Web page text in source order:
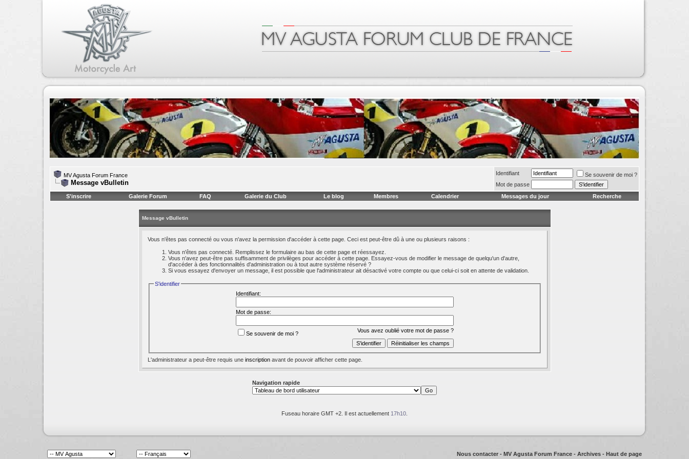
MV Agusta Forum France
Message vBulletin
Identifiant
Se souvenir de moi ?
Mot de passe
S'inscrire
Galerie Forum FAQ Galerie du Club Le blog Membres Calendrier Messages du jour Recherche
Message vBulletin
Vous n'êtes pas connecté ou vous n'avez la permission d'accéder à cette page. Ceci est peut-être dû à une ou plusieurs raisons :
Vous n'êtes pas connecté. Remplissez le formulaire au bas de cette page et réessayez.
Vous n'avez peut-être pas suffisamment de privilèges pour accéder à cette page. Essayez-vous de modifier le message de quelqu'un d'autre,
d'accéder à des fonctionnalités d'administration ou à tout autre système réservé ?
Si vous essayez d'envoyer un message, il est possible que l'administrateur ait désactivé votre compte ou que celui-ci soit en attente de validation.
S'identifier
Identifiant:
Mot de passe:
Vous avez oublié votre mot de passe ?
Se souvenir de moi ?
L'administrateur a peut-être requis une inscriptionavant de pouvoir afficher cette page.
Navigation rapide
Fuseau horaire GMT +2. Il est actuellement 17h10
Nous contacter - MV Agusta Forum France - Archives - Haut de page